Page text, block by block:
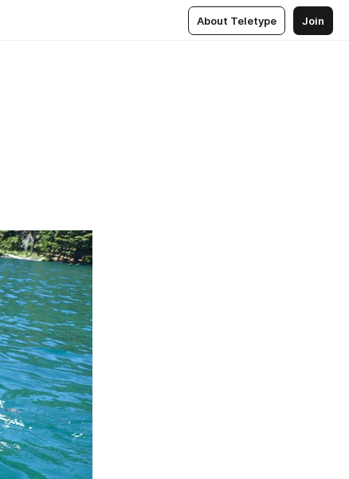
About Teletype Join